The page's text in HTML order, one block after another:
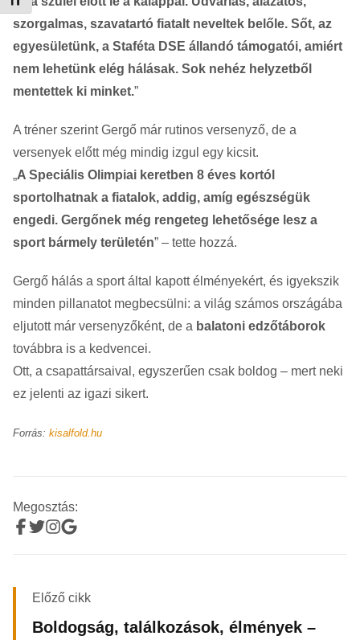
szorgalmas, szavatartó fiatalt neveltek belőle. Sőt, az
egyesületünk, a Staféta DSE állandó támogatói, amiért
nem lehetünk elég hálásak. Sok nehéz helyzetből
mentettek ki minket.”
A tréner szerint Gergő már rutinos versenyző, de a
versenyek előtt még mindig izgul egy kicsit.
„A Speciális Olimpiai keretben 8 éves kortól
sportolhatnak a fiatalok, addig, amíg egészségük
engedi. Gergőnek még rengeteg lehetősége lesz a
sport bármely területén” – tette hozzá.
Gergő hálás a sport által kapott élményekért, és igyekszik
minden pillanatot megbecsülni: a világ számos országába
eljutott már versenyzőként, de a balatoni edzőtáborok
továbbra is a kedvencei.
Ott, a csapattársaival, egyszerűen csak boldog – mert neki
ez jelenti az igazi sikert.
Forrás: kisalfold.hu
Megosztás:
Előző cikk
Boldogság, találkozások, élmények –